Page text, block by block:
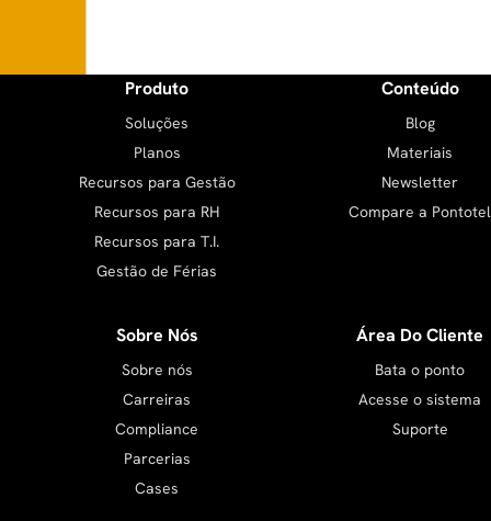
Produto
Soluções
Planos
Recursos para Gestão
Recursos para RH
Recursos para T.I.
Gestão de Férias
Conteúdo
Blog
Materiais
Newsletter
Compare a Pontotel
Sobre Nós
Sobre nós
Carreiras
Compliance
Parcerias
Cases
Área Do Cliente
Bata o ponto
Acesse o sistema
Suporte